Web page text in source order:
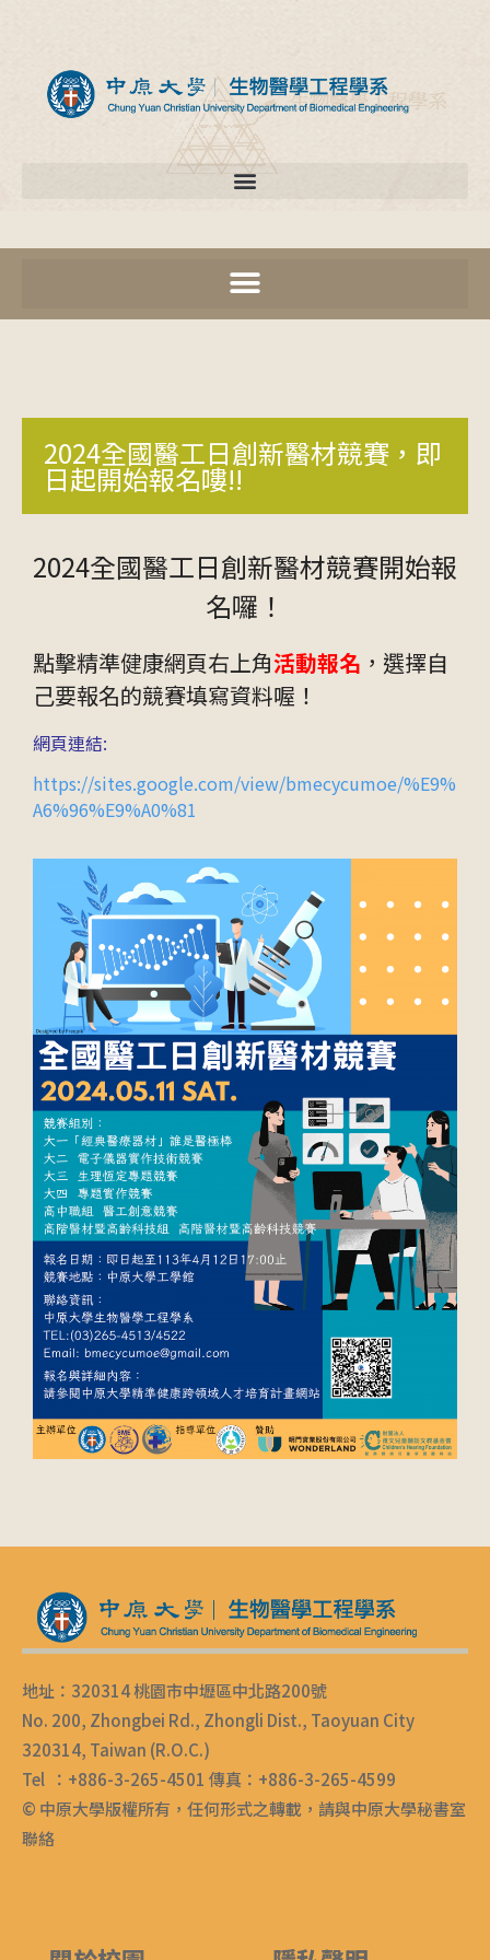
2024全國醫工日創新醫材競賽，即
日起開始報名嘍!!
2024全國醫工日創新醫材競賽開始報
名囉！
點擊精準健康網頁右上角活動報名 ，選擇自
己要報名的競賽填寫資料喔！
網頁連結:
https://sites.google.com/view/bmecycumoe/%E9%
A6%96%E9%A0%81
地址：320314 桃園市中壢區中北路200號
No. 200, Zhongbei Rd., Zhongli Dist., Taoyuan City
320314, Taiwan (R.O.C.)
Tel ：+886-3-265-4501 傳真：+886-3-265-4599
© 中原大學版權所有，任何形式之轉載，請與中原大學秘書室
聯絡